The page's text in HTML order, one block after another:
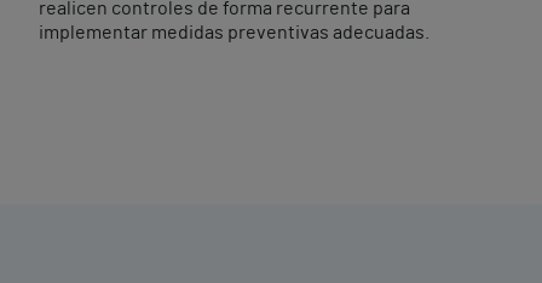
realicen controles de forma recurrente para
implementar medidas preventivas adecuadas.